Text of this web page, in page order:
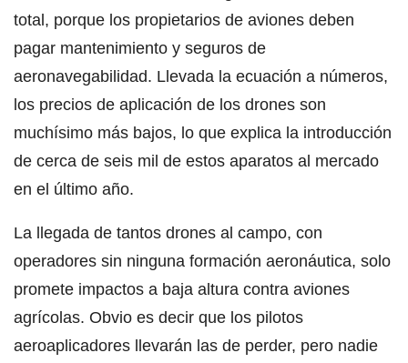
total, porque los propietarios de aviones deben
pagar mantenimiento y seguros de
aeronavegabilidad. Llevada la ecuación a números,
los precios de aplicación de los drones son
muchísimo más bajos, lo que explica la introducción
de cerca de seis mil de estos aparatos al mercado
en el último año.
La llegada de tantos drones al campo, con
operadores sin ninguna formación aeronáutica, solo
promete impactos a baja altura contra aviones
agrícolas. Obvio es decir que los pilotos
aeroaplicadores llevarán las de perder, pero nadie